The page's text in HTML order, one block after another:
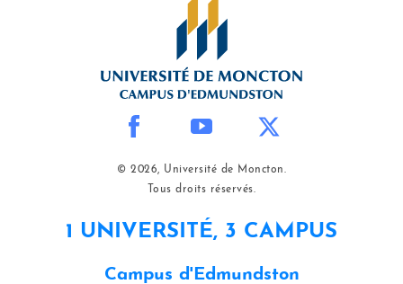
© 2026, Université de Moncton.
Tous droits réservés.
1 UNIVERSITÉ, 3 CAMPUS
Campus d'Edmundston